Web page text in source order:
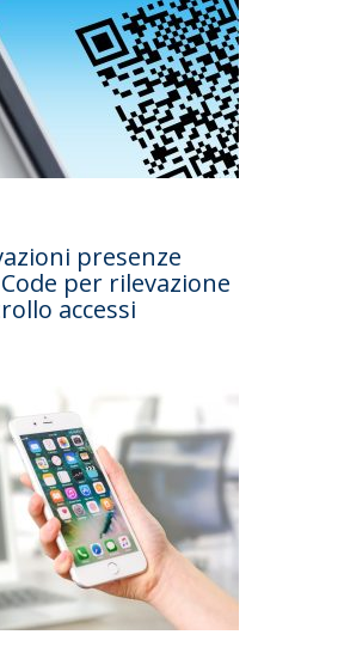
presenze
per rilevazione
accessi